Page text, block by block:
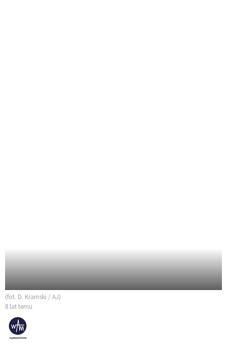
(fot. D. Kramski / AJ)
8 lat temu